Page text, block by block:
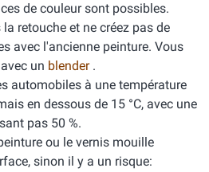
de couleur sont possibles.
retouche et ne créez pas de
avec l'ancienne peinture. Vous
un blender .
automobiles à une température
en dessous de 15 °C, avec une
pas 50 %.
ou le vernis mouille
sinon il y a un risque: